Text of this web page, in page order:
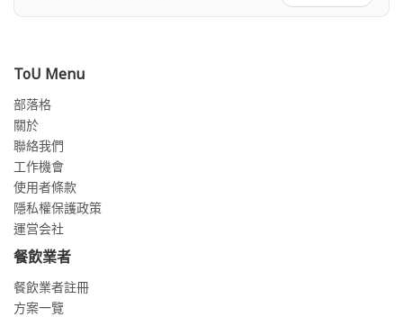
ToU Menu
部落格
關於
聯絡我們
工作機會
使用者條款
隱私權保護政策
運営会社
餐飲業者
餐飲業者註冊
方案一覽